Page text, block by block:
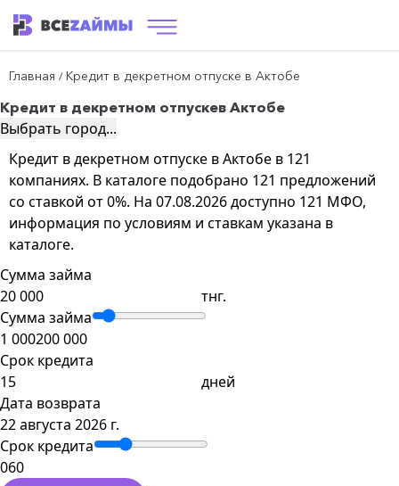
Главная / Кредит в декретном отпуске в Актобе
Кредит в декретном отпускев Актобе
Выбрать город...
Кредит в декретном отпуске в Актобе в 121
компаниях. В каталоге подобрано 121 предложений
со ставкой от 0%. На 07.08.2026 доступно 121 МФО,
информация по условиям и ставкам указана в
каталоге.
Сумма займа
тнг.
Сумма займа
1 000200 000
Срок кредита
дней
Дата возврата
22 августа 2026 г.
Срок кредита
060